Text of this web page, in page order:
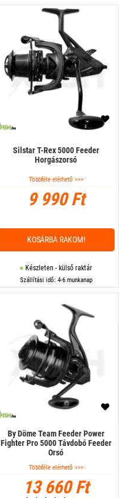
Silstar T-Rex 5000 Feeder
Horgászorsó
Többféle elérhető >>>
9 990 Ft
Készleten - külső raktár
Szállítási idő: 4-6 munkanap
KOSÁRBA RAKOM!
By Döme Team Feeder Power
Fighter Pro 5000 Távdobó Feeder
Orsó
Többféle elérhető >>>
13 660 Ft